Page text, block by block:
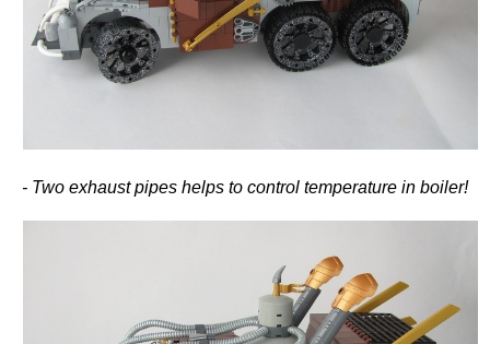
- Two exhaust pipes helps to control temperature in boiler!